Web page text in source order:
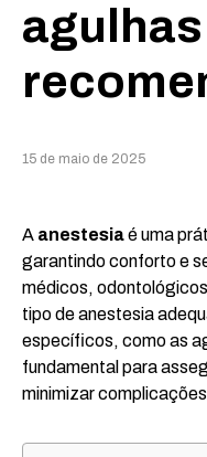
agulhas
15 de maio de 2025
A anestesiaé uma
garantindo conforto e
médicos,
tipo de anestesia
específicos, como as
fundamental para
minimizar